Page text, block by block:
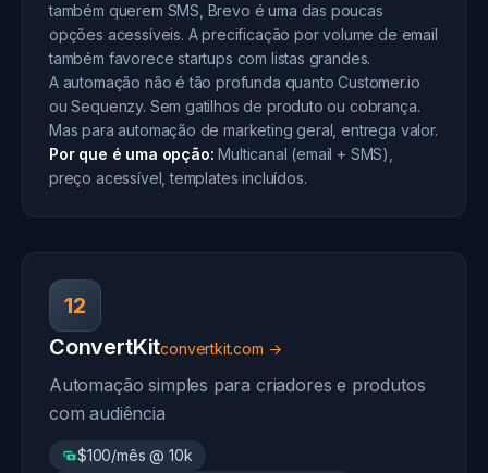
também querem SMS, Brevo é uma das poucas
opções acessíveis. A precificação por volume de email
também favorece startups com listas grandes.
A automação não é tão profunda quanto Customer.io
ou Sequenzy. Sem gatilhos de produto ou cobrança.
Mas para automação de marketing geral, entrega valor.
Por que é uma opção: Multicanal (email + SMS),
preço acessível, templates incluídos.
12
ConvertKitconvertkit.com →
Automação simples para criadores e produtos
com audiência
$100/mês @ 10k